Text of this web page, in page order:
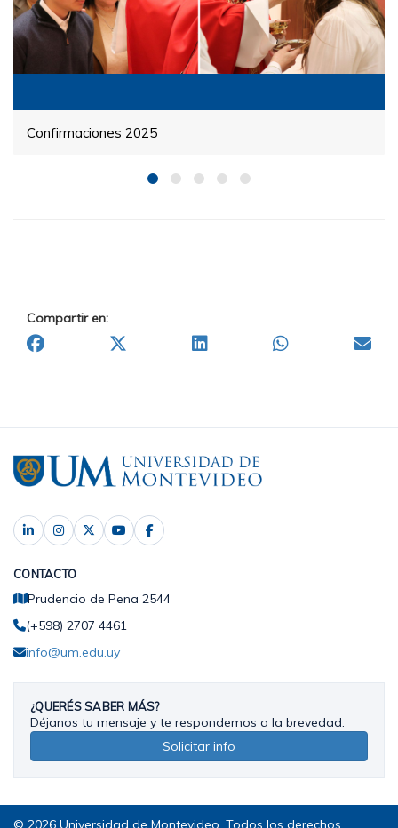
Confirmaciones 2025
Compartir en:
CONTACTO
Prudencio de Pena 2544
(+598) 2707 4461
info@um.edu.uy
¿QUERÉS SABER MÁS?
Déjanos tu mensaje y te respondemos a la brevedad.
Solicitar info
© 2026 Universidad de Montevideo. Todos los derechos